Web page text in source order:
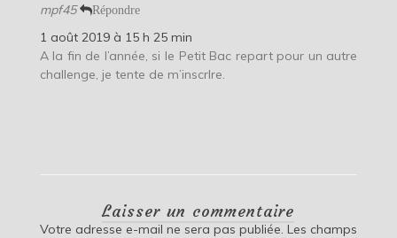
mpf45 Répondre
1 août 2019 à 15 h 25 min
A la fin de l’année, si le Petit Bac repart pour un autre
challenge, je tente de m’inscrIre.
Laisser un commentaire
Votre adresse e-mail ne sera pas publiée. Les champs